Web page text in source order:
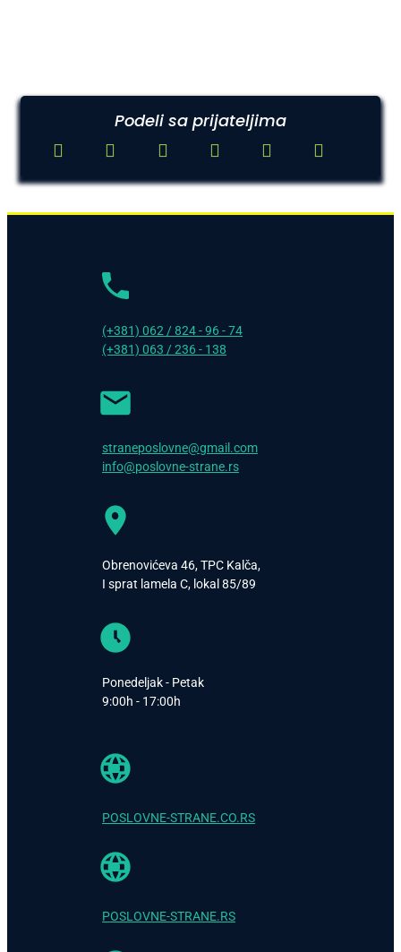
Podeli sa prijateljima
(+381) 062 / 824 - 96 - 74
(+381) 063 / 236 - 138
straneposlovne@gmail.com
info@poslovne-strane.rs
Obrenovićeva 46, TPC Kalča,
I sprat lamela C, lokal 85/89
Ponedeljak - Petak
9:00h - 17:00h
POSLOVNE-STRANE.CO.RS
POSLOVNE-STRANE.RS